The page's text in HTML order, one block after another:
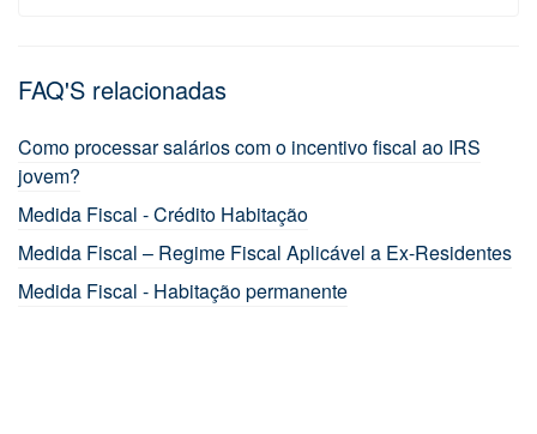
FAQ'S relacionadas
Como processar salários com o incentivo fiscal ao IRS
jovem?
Medida Fiscal - Crédito Habitação
Medida Fiscal – Regime Fiscal Aplicável a Ex-Residentes
Medida Fiscal - Habitação permanente